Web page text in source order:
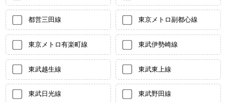
都営三田線 東京メトロ副都心線
東京メトロ有楽町線 東武伊勢崎線
東武越生線 東武東上線
東武日光線 東武野田線